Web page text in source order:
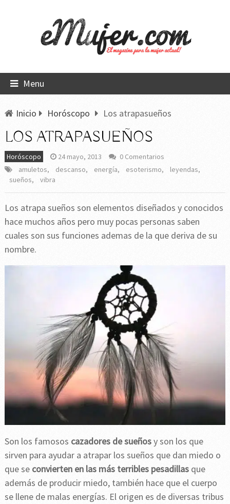
Menu
Inicio Horóscopo Los atrapasueños
LOS ATRAPASUEÑOS
Horóscopo 24 mayo, 2013
0 Comentarios
amuletos, descanso, energía, esoterismo, leyendas,
sueños, vibra
Los atrapa sueños son elementos diseñados y conocidos
hace muchos años pero muy pocas personas saben
cuales son sus funciones ademas de la que deriva de su
nombre.
Son los famosos cazadores de sueñosy son los que
sirven para ayudar a atrapar los sueños que dan miedo o
que se convierten en las más terribles pesadillas que
además de producir miedo, también hace que el cuerpo
se llene de malas energías. El origen es de diversas tribus